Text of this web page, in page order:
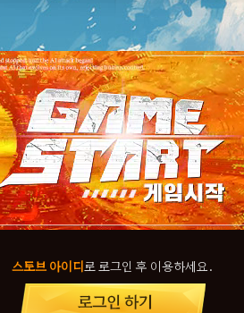
스토브 아이디로 로그인 후 이용하세요.